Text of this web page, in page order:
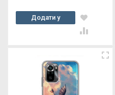
Додати у
кошик